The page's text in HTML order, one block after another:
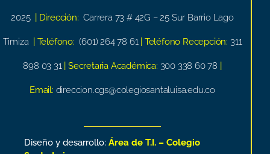
2025 | Dirección: Carrera 73 # 42G – 25 Sur Barrio Lago
Timiza | Teléfono: (601) 264 78 61 | Teléfono Recepción: 311
898 03 31 | Secretaria Académica: 300 338 60 78
Email: direccion.cgs@colegiosantaluisa.edu.co
Diseño y desarrollo: Área de T.I. – Colegio